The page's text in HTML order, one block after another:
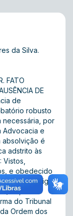
da Silva.
FATO
DE
de
robusto
necessária, por
Advocacia e
absolvição é
adstrito às
e obedecido
no artigo
GO,
do Tribunal
Ordem dos